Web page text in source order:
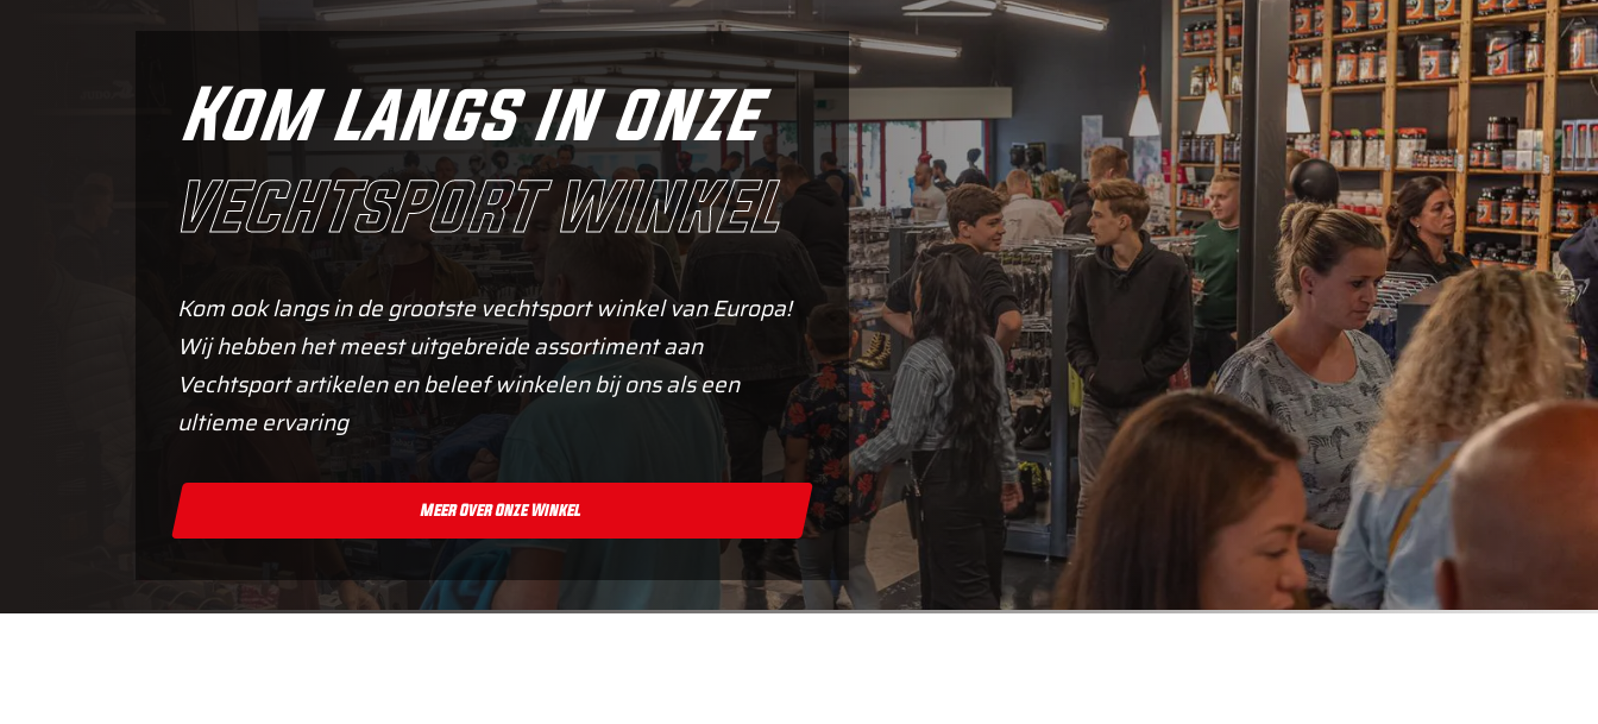
Kom langs in onze
vechtsport winkel
Kom ook langs in de grootste vechtsport winkel van Europa!
Wij hebben het meest uitgebreide assortiment aan
Vechtsport artikelen en beleef winkelen bij ons als een
ultieme ervaring
Meer Over Onze Winkel